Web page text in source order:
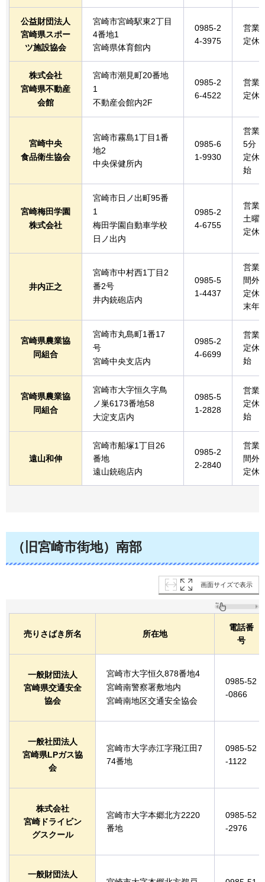
公益財団法人
宮崎県スポー
ツ施設協会
宮崎市宮崎駅東2丁目
4番地1
宮崎県体育館内
0985-2
4-3975
営業
定休
株式会社
宮崎県不動産
会館
宮崎市潮見町20番地
1
不動産会館内2F
0985-2
6-4522
営業
定休
宮崎中央
食品衛生協会
宮崎市霧島1丁目1番
地2
中央保健所内
0985-6
1-9930
営業
5分
定休
始
宮崎梅田学園
株式会社
宮崎市日ノ出町95番
1
梅田学園自動車学校
日ノ出内
0985-2
4-6755
営業
土曜
定休
井内正之
宮崎市中村西1丁目2
番2号
井内銃砲店内
0985-5
1-4437
営業
間外
定休
末年
宮崎県農業協
同組合
宮崎市丸島町1番17
号
宮崎中央支店内
0985-2
4-6699
営業
定休
始
宮崎県農業協
同組合
宮崎市大字恒久字鳥
ノ巣6173番地58
大淀支店内
0985-5
1-2828
営業
定休
始
遠山和伸
宮崎市船塚1丁目26
番地
遠山銃砲店内
0985-2
2-2840
営業
間外
定休
（旧宮崎市街地）南部
画面サイズで表示
売りさばき所名 所在地
電話番
号
一般財団法人
宮崎県交通安全
協会
宮崎市大字恒久878番地4
宮崎南警察署敷地内
宮崎南地区交通安全協会
0985-52
-0866
一般社団法人
宮崎県LPガス協
会
宮崎市大字赤江字飛江田7
74番地
0985-52
-1122
株式会社
宮崎ドライビン
グスクール
宮崎市大字本郷北方2220
番地
0985-52
-2976
一般財団法人